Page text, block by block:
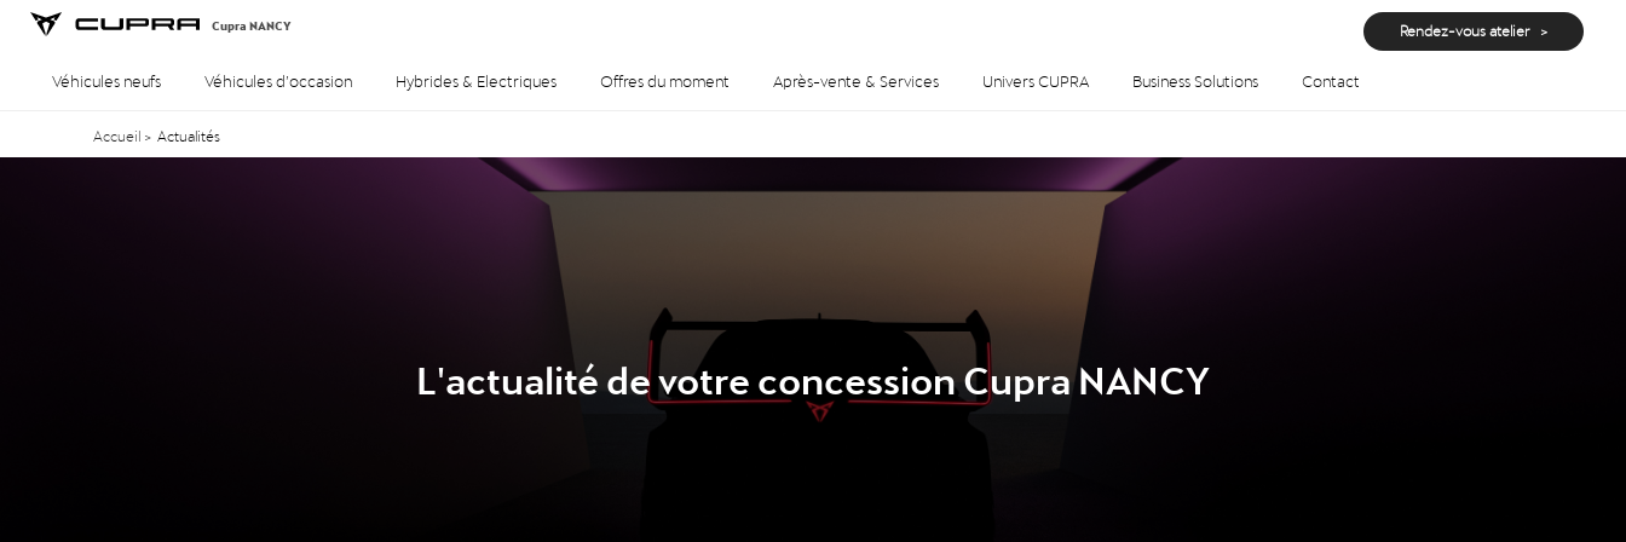
Cupra NANCY Rendez-vous atelier
Véhicules neufs Véhicules d’occasion Hybrides & Electriques Offres du moment Après-vente & Services Univers CUPRA Business Solutions Contact
Accueil > Actualités
L'actualité de votre concession Cupra NANCY